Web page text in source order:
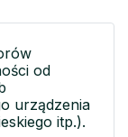
od
urządzenia
itp.).